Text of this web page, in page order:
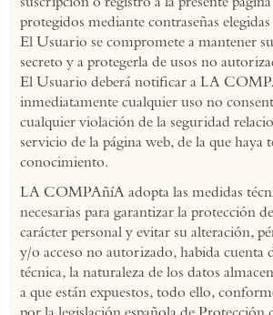
protegidos mediante contraseñas
El Usuario se compromete a mantener
secreto y a protegerla de usos no
El Usuario deberá notificar a LA
inmediatamente cualquier uso no
cualquier violación de la seguridad
servicio de la página web, de la que haya
conocimiento.
LA COMPAñíA adopta las medidas
necesarias para garantizar la protección
carácter personal y evitar su alteración,
y/o acceso no autorizado, habida cuenta
técnica, la naturaleza de los datos
a que están expuestos, todo ello,